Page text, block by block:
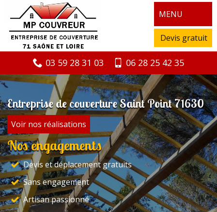
MENU
Devis gratuit
03 59 28 31 03 06 28 25 42 35
Entreprise de couverture Saint Point 71630
Voir nos réalisations
Nos engagements
Devis et déplacement gratuits
Sans engagement
Artisan passionné